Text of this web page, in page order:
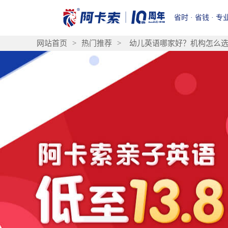
省时 · 省钱 · 专
网站首页 > 热门推荐 > 幼儿英语哪家好？机构怎么